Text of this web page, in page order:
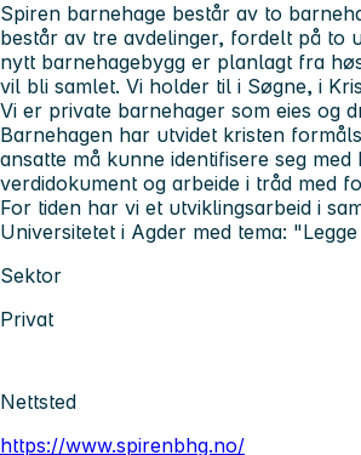
Spiren barnehage består av to
består av tre avdelinger, fordelt på to
nytt barnehagebygg er planlagt fra
vil bli samlet. Vi holder til i Søgne, i
Vi er private barnehager som eies og
Barnehagen har utvidet kristen
ansatte må kunne identifisere seg med
verdidokument og arbeide i tråd med
For tiden har vi et utviklingsarbeid i
Universitetet i Agder med tema:
Sektor
Privat
Nettsted
https://www.spirenbhg.no/